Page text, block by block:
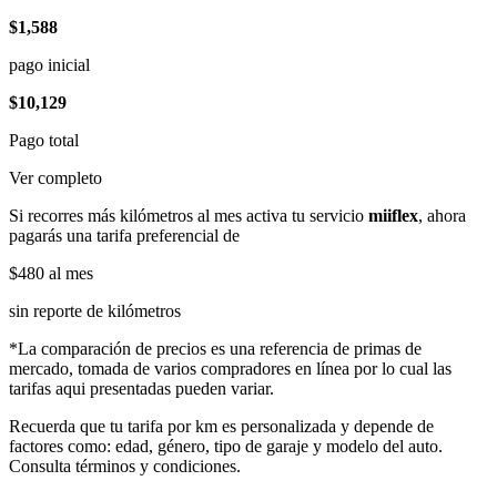
$1,588
pago inicial
$10,129
Pago total
Ver completo
Si recorres más kilómetros al mes activa tu servicio miiflex, ahora
pagarás una tarifa preferencial de
$480 al mes
sin reporte de kilómetros
*La comparación de precios es una referencia de primas de
mercado, tomada de varios compradores en línea por lo cual las
tarifas aqui presentadas pueden variar.
Recuerda que tu tarifa por km es personalizada y depende de
factores como: edad, género, tipo de garaje y modelo del auto.
Consulta términos y condiciones.